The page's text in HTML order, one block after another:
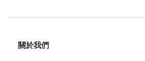
關於我們